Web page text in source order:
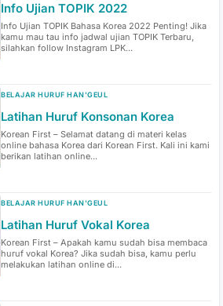
Info Ujian TOPIK 2022
Info Ujian TOPIK Bahasa Korea 2022 Penting! Jika
kamu mau tau info jadwal ujian TOPIK Terbaru,
silahkan follow Instagram LPK...
BELAJAR HURUF HAN'GEUL
Latihan Huruf Konsonan Korea
Korean First – Selamat datang di materi kelas
online bahasa Korea dari Korean First. Kali ini kami
berikan latihan online...
BELAJAR HURUF HAN'GEUL
Latihan Huruf Vokal Korea
Korean First – Apakah kamu sudah bisa membaca
huruf vokal Korea? Jika sudah bisa, kamu perlu
melakukan latihan online di...